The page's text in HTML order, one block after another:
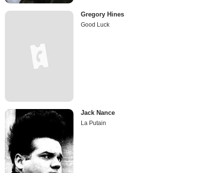
Gregory Hines
Good Luck
Jack Nance
La Putain